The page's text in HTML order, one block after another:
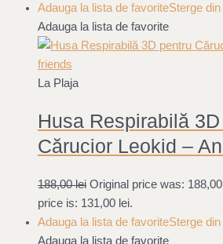
Adauga la lista de favoriteSterge
Adauga la lista de favorite
La Plaja
Husa Respirabilă
Cărucior Leokid –
188,00lei Original price was:
price is: 131,00 lei.
Adauga la lista de favoriteSterge
Adauga la lista de favorite